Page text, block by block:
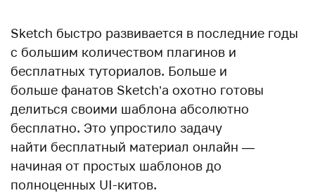
Sketch быстро развивается в последние годы
с большим количеством плагинов и
бесплатных туториалов. Больше и
больше фанатов Sketch’a охотно готовы
делиться своими шаблона абсолютно
бесплатно. Это упростило задачу
найти бесплатный материал онлайн —
начиная от простых шаблонов до
полноценных UI-китов.